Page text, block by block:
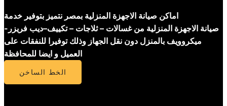
اماكن صيانة الاجهزة المنزلية بمصر نتميز بتوفير خدمة
صيانة الاجهزة المنزلية من غسالات – ثلاجات – تكييف–ديب فريزر-
ميكروويف بالمنزل دون نقل الجهاز وذلك توفيرا للنفقات على
العميل و ايضا للمحافظة
الخط الساخن